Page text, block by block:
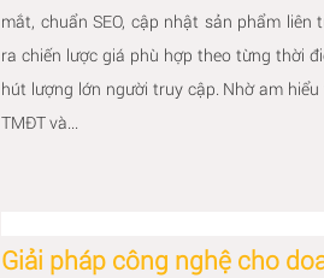
mắt, chuẩn SEO, cập nhật sản phẩm liên
ra chiến lược giá phù hợp theo từng thời
hút lượng lớn người truy cập. Nhờ am
TMĐT và...
Giải pháp công nghệ cho